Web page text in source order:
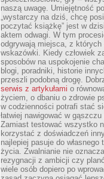
naszą uwagę. Umiejętność
„wystarczy na dziś, chcę
poczytać książkę” jest w
aktem odwagi. W tym
odgrywają miejsca, z
wskazówki. Kiedy człowiek
sposobów na uspokojenie
blogi, poradniki, historie
przeszli podobną drogę.
serwis z artykułami o
życiem, o dbaniu o zdrowie
w codzienności potrafi stać
łatwiej nawigować w
Zamiast testować wszystko
korzystać z doświadczeń
najlepiej pasuje do
życia. Zwalnianie nie
rezygnacji z ambicji czy
wiele osób dopiero po